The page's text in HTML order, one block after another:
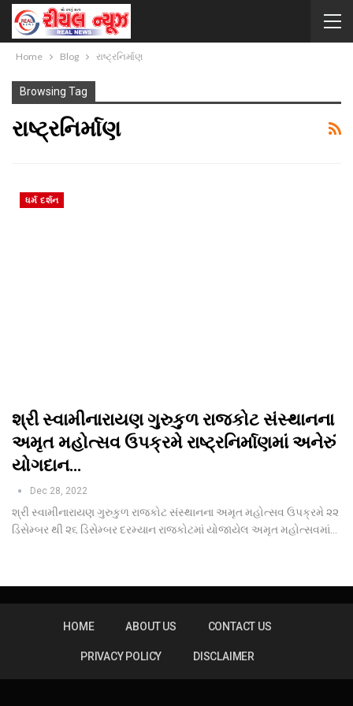
Home Blog રાષ્ટ્રનિર્માણ
Browsing Tag
રાષ્ટ્રનિર્માણ
ધર્મ દર્શન
શ્રી સ્વામીનારાયણ ગુરુકુળ રાજકોટ સંસ્થાનના
અમૃત મહોત્સવ ઉપક્રમે રાષ્ટ્રનિર્માણમાં અનેરું
યોગદાન…
Dec 28, 2022
શ્રી સ્વામીનારાયણ ગુરુકુળ રાજકોટ સંસ્થાનના અમૃત મહોત્સવ ઉપક્રમે ૨૨
ડિસેમ્બર થી ૨૬ ડિસેમ્બર દરમ્યાન રાજકોટમાં યોજાયેલ અમૃત મહોત્સવમાં
HOME ABOUT US CONTACT US
PRIVACY POLICY DISCLAIMER